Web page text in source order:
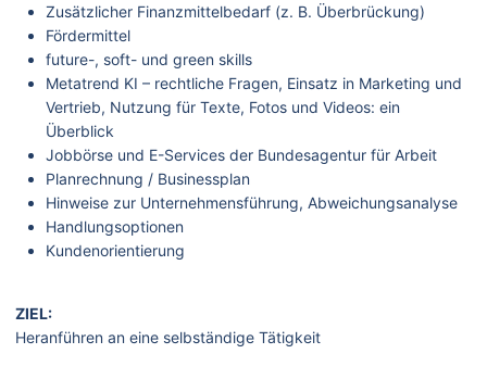
Zusätzlicher Finanzmittelbedarf (z. B. Überbrückung)
Fördermittel
future-, soft- und green skills
Metatrend KI – rechtliche Fragen, Einsatz in Marketing und
Vertrieb, Nutzung für Texte, Fotos und Videos: ein
Überblick
Jobbörse und E-Services der Bundesagentur für Arbeit
Planrechnung / Businessplan
Hinweise zur Unternehmensführung, Abweichungsanalyse
Handlungsoptionen
Kundenorientierung
ZIEL:
Heranführen an eine selbständige Tätigkeit